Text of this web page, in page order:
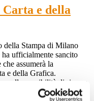
Carta e della
della Stampa di Milano
ha ufficialmente sancito
assumerà la
e della Grafica.
sulle possibilità di ripresa